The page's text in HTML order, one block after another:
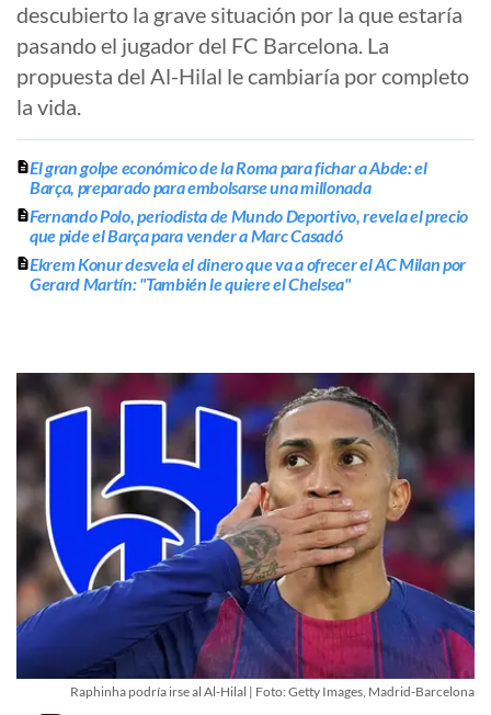
descubierto la grave situación por la que estaría
pasando el jugador del FC Barcelona. La
propuesta del Al-Hilal le cambiaría por completo
la vida.
El gran golpe económico de la Roma para fichar a Abde: el
Barça, preparado para embolsarse una millonada
Fernando Polo, periodista de Mundo Deportivo, revela el precio
que pide el Barça para vender a Marc Casadó
Ekrem Konur desvela el dinero que va a ofrecer el AC Milan por
Gerard Martín: "También le quiere el Chelsea"
Raphinha podría irse al Al-Hilal | Foto: Getty Images, Madrid-Barcelona